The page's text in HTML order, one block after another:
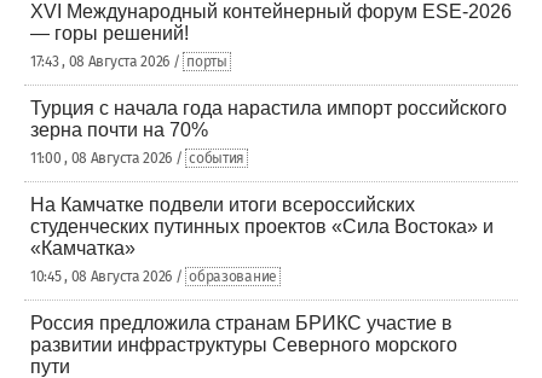
XVI Международный контейнерный форум ESE-2026
— горы решений!
17:43 , 08 Августа 2026 / порты
Турция с начала года нарастила импорт российского
зерна почти на 70%
11:00 , 08 Августа 2026 / события
На Камчатке подвели итоги всероссийских
студенческих путинных проектов «Сила Востока» и
«Камчатка»
10:45 , 08 Августа 2026 / образование
Россия предложила странам БРИКС участие в
развитии инфраструктуры Северного морского
пути